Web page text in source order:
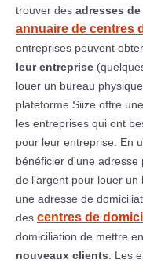
trouver des adresses
annuaire de centres
entreprises peuvent
leur entreprise
louer un bureau
plateforme Siize offre
les entreprises qui ont
pour leur entreprise. En
bénéficier d'une
de l'argent pour louer un
une adresse de
des centres de
domiciliation de mettre
nouveaux clients . Les